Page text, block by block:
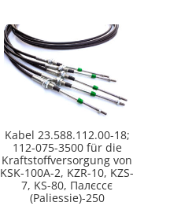
Kabel 23.588.112.00-18;
112-075-3500 für die
Kraftstoffversorgung von
KSK-100А-2, KZR-10, KZS-
7, KS-80, Палєссє
(Paliessie)-250